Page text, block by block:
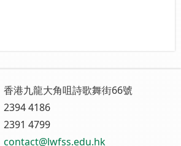
香港九龍大角咀詩歌舞街66號
2394 4186
2391 4799
contact@lwfss.edu.hk